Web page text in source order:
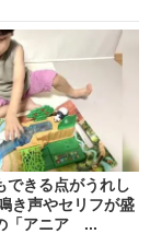
できる点がうれし
き声やセリフが盛
「アニア ...